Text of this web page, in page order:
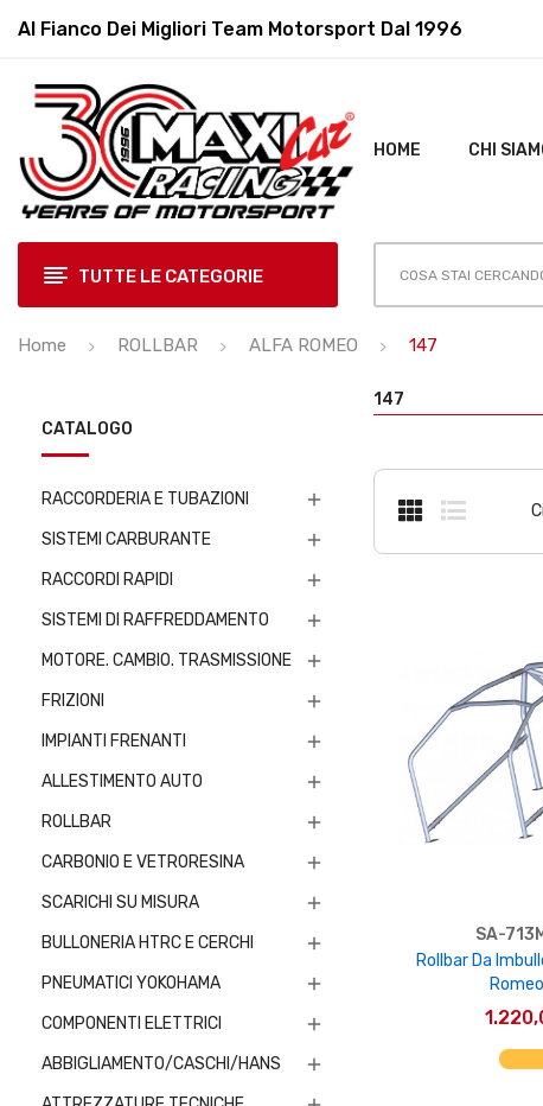
Al Fianco Dei Migliori Team Motorsport Dal 1996
HOME CHI
TUTTE LE CATEGORIE
Home ROLLBAR ALFA ROMEO 147
CATALOGO
RACCORDERIA E TUBAZIONI 
SISTEMI CARBURANTE 
RACCORDI RAPIDI 
SISTEMI DI RAFFREDDAMENTO 
MOTORE. CAMBIO. TRASMISSIONE 
FRIZIONI 
IMPIANTI FRENANTI 
ALLESTIMENTO AUTO 
ROLLBAR 
CARBONIO E VETRORESINA 
SCARICHI SU MISURA 
BULLONERIA HTRC E CERCHI 
PNEUMATICI YOKOHAMA 
COMPONENTI ELETTRICI 
ABBIGLIAMENTO/CASCHI/HANS 
147
SA-
Rollbar Da
AGGIUNGI AL